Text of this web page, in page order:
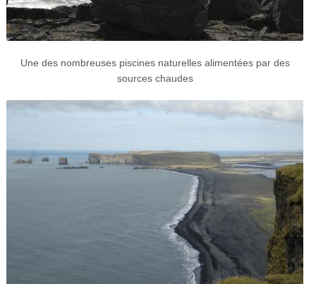
Une des nombreuses piscines naturelles alimentées par des
sources chaudes